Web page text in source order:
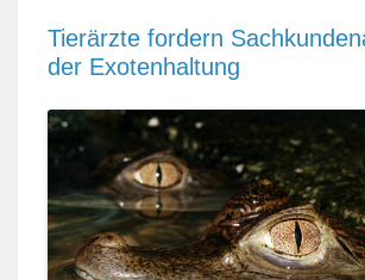
Tierärzte fordern
der Exotenhaltung